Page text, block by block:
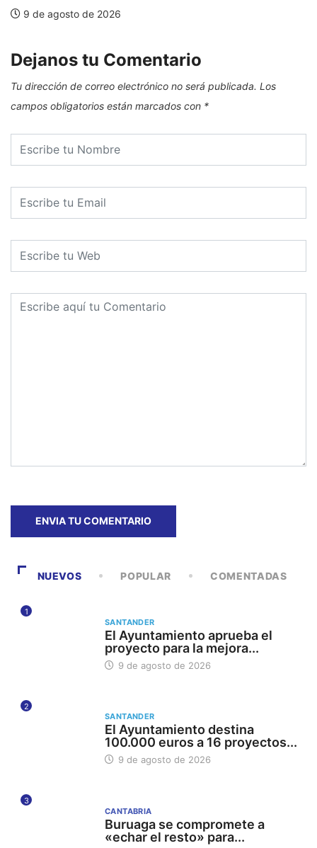
9 de agosto de 2026
Dejanos tu Comentario
Tu dirección de correo electrónico no será publicada. Los
campos obligatorios están marcados con *
NUEVOS POPULAR COMENTADAS
1
SANTANDER
El Ayuntamiento aprueba el
proyecto para la mejora...
9 de agosto de 2026
2
SANTANDER
El Ayuntamiento destina
100.000 euros a 16 proyectos...
9 de agosto de 2026
3
CANTABRIA
Buruaga se compromete a
«echar el resto» para...